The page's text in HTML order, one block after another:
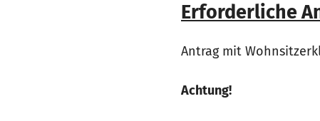
Erforderliche
Antrag mit
Achtung!